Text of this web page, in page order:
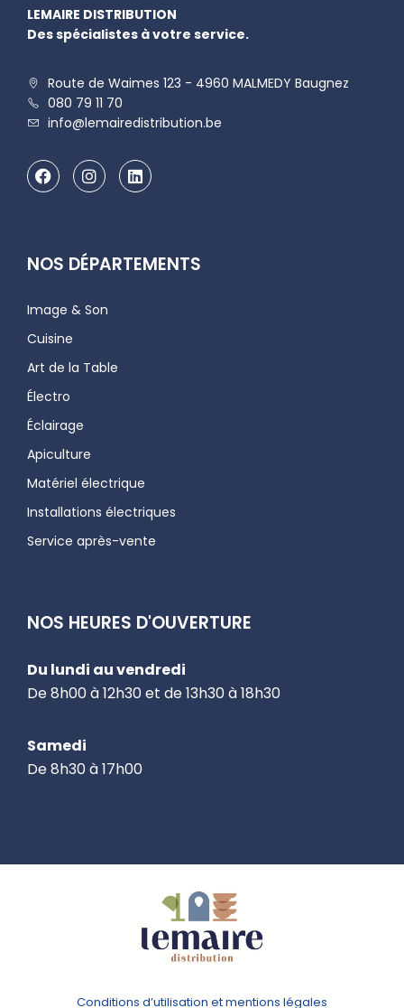
LEMAIRE DISTRIBUTION
Des spécialistes à votre service.
Route de Waimes 123 - 4960 MALMEDY Baugnez
080 79 11 70
info@lemairedistribution.be
NOS DÉPARTEMENTS
Image & Son
Cuisine
Art de la Table
Électro
Éclairage
Apiculture
Matériel électrique
Installations électriques
Service après-vente
NOS HEURES D'OUVERTURE
Du lundi au vendredi
De 8h00 à 12h30 et de 13h30 à 18h30
Samedi
De 8h30 à 17h00
Conditions d’utilisation et mentions légales